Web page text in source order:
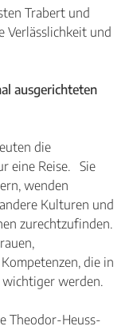
Trabert und
Verlässlichkeit und
ausgerichteten
die
eine Reise. Sie
wenden
Kulturen und
zurechtzufinden.
die in
wichtiger werden.
Theodor-Heuss-